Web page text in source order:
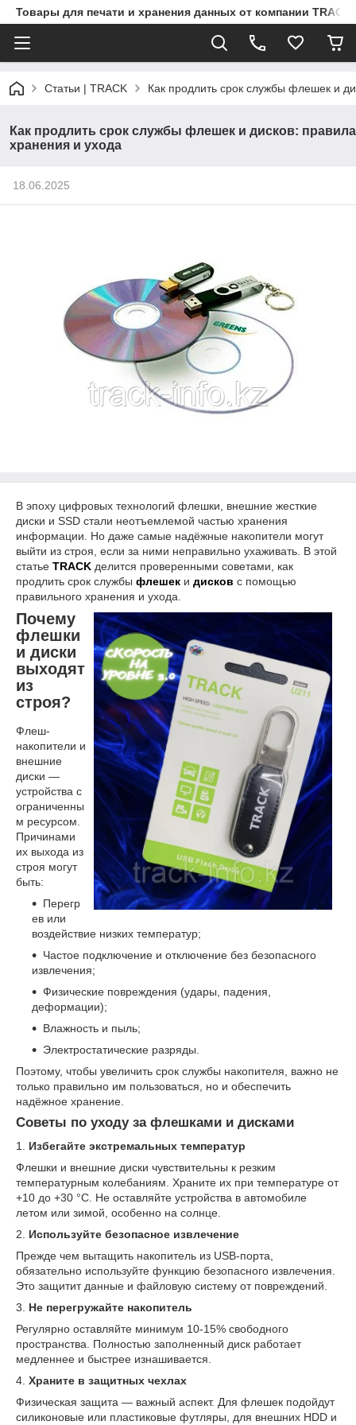
Товары для печати и хранения данных от компании TRACK
Статьи | TRACK Как продлить срок службы флешек и
Как продлить срок службы флешек и дисков: правила
хранения и ухода
18.06.2025
В эпоху цифровых технологий флешки, внешние жесткие
диски и SSD стали неотъемлемой частью хранения
информации. Но даже самые надёжные накопители могут
выйти из строя, если за ними неправильно ухаживать. В этой
статье TRACK делится проверенными советами, как
продлить срок службы флешек и дисков с помощью
правильного хранения и ухода.
Почему
флешки
и диски
выходят
из
строя?
Флеш-
накопители и
внешние
диски —
устройства с
ограниченны
м ресурсом.
Причинами
их выхода из
строя могут
быть:
Перегр
ев или
воздействие низких температур;
Частое подключение и отключение без безопасного
извлечения;
Физические повреждения (удары, падения,
деформации);
Влажность и пыль;
Электростатические разряды.
Поэтому, чтобы увеличить срок службы накопителя, важно не
только правильно им пользоваться, но и обеспечить
надёжное хранение.
Советы по уходу за флешками и дисками
1. Избегайте экстремальных температур
Флешки и внешние диски чувствительны к резким
температурным колебаниям. Храните их при температуре от
+10 до +30 °C. Не оставляйте устройства в автомобиле
летом или зимой, особенно на солнце.
2. Используйте безопасное извлечение
Прежде чем вытащить накопитель из USB-порта,
обязательно используйте функцию безопасного извлечения.
Это защитит данные и файловую систему от повреждений.
3. Не перегружайте накопитель
Регулярно оставляйте минимум 10-15% свободного
пространства. Полностью заполненный диск работает
медленнее и быстрее изнашивается.
4. Храните в защитных чехлах
Физическая защита — важный аспект. Для флешек подойдут
силиконовые или пластиковые футляры, для внешних HDD и